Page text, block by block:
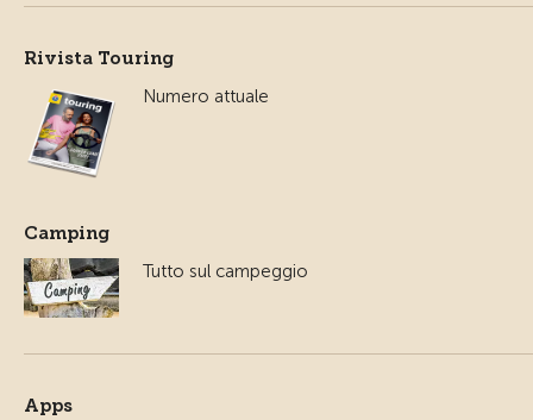
Rivista Touring
Numero attuale
Camping
Tutto sul campeggio
Apps